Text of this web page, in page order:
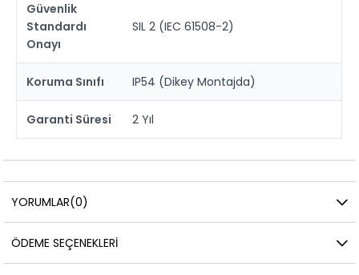
Güvenlik
Standardı
Onayı
SIL 2 (IEC 61508-2)
Koruma Sınıfı IP54 (Dikey Montajda)
Garanti Süresi 2 Yıl
YORUMLAR(0)
ÖDEME SEÇENEKLERI